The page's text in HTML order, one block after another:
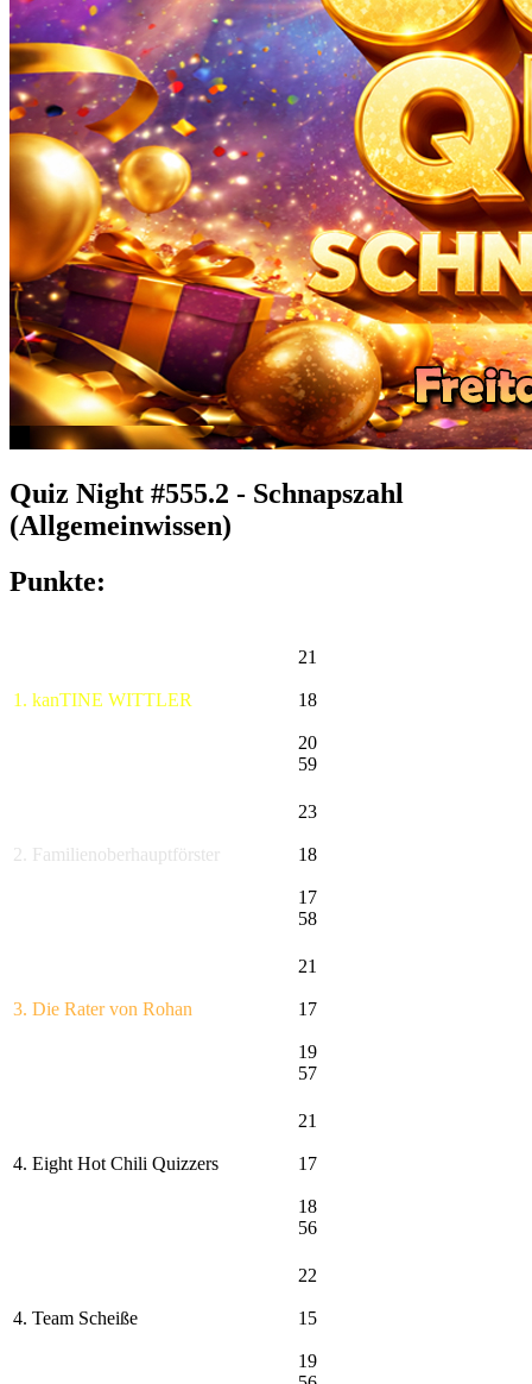
Quiz Night #555.2 - Schnapszahl
(Allgemeinwissen)
Punkte:
1. kanTINE WITTLER
21
18
20
59
2. Familienoberhauptförster
23
18
17
58
3. Die Rater von Rohan
21
17
19
57
4. Eight Hot Chili Quizzers
21
17
18
56
4. Team Scheiße
22
15
19